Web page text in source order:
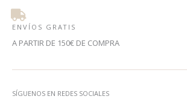
ENVÍOS GRATIS
A PARTIR DE 150€ DE COMPRA
SÍGUENOS EN REDES SOCIALES